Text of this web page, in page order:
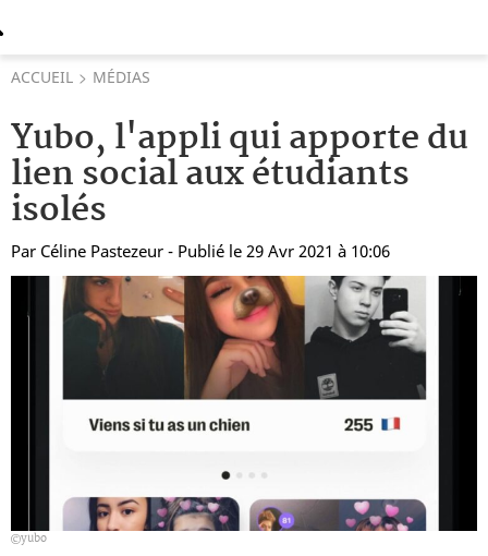
ACCUEIL MÉDIAS
Yubo, l'appli qui apporte du
lien social aux étudiants
isolés
Par Céline Pastezeur - Publié le 29 Avr 2021 à 10:06
yubo